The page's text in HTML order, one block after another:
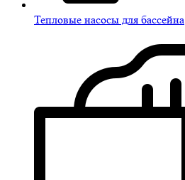
Тепловые насосы для бассейна